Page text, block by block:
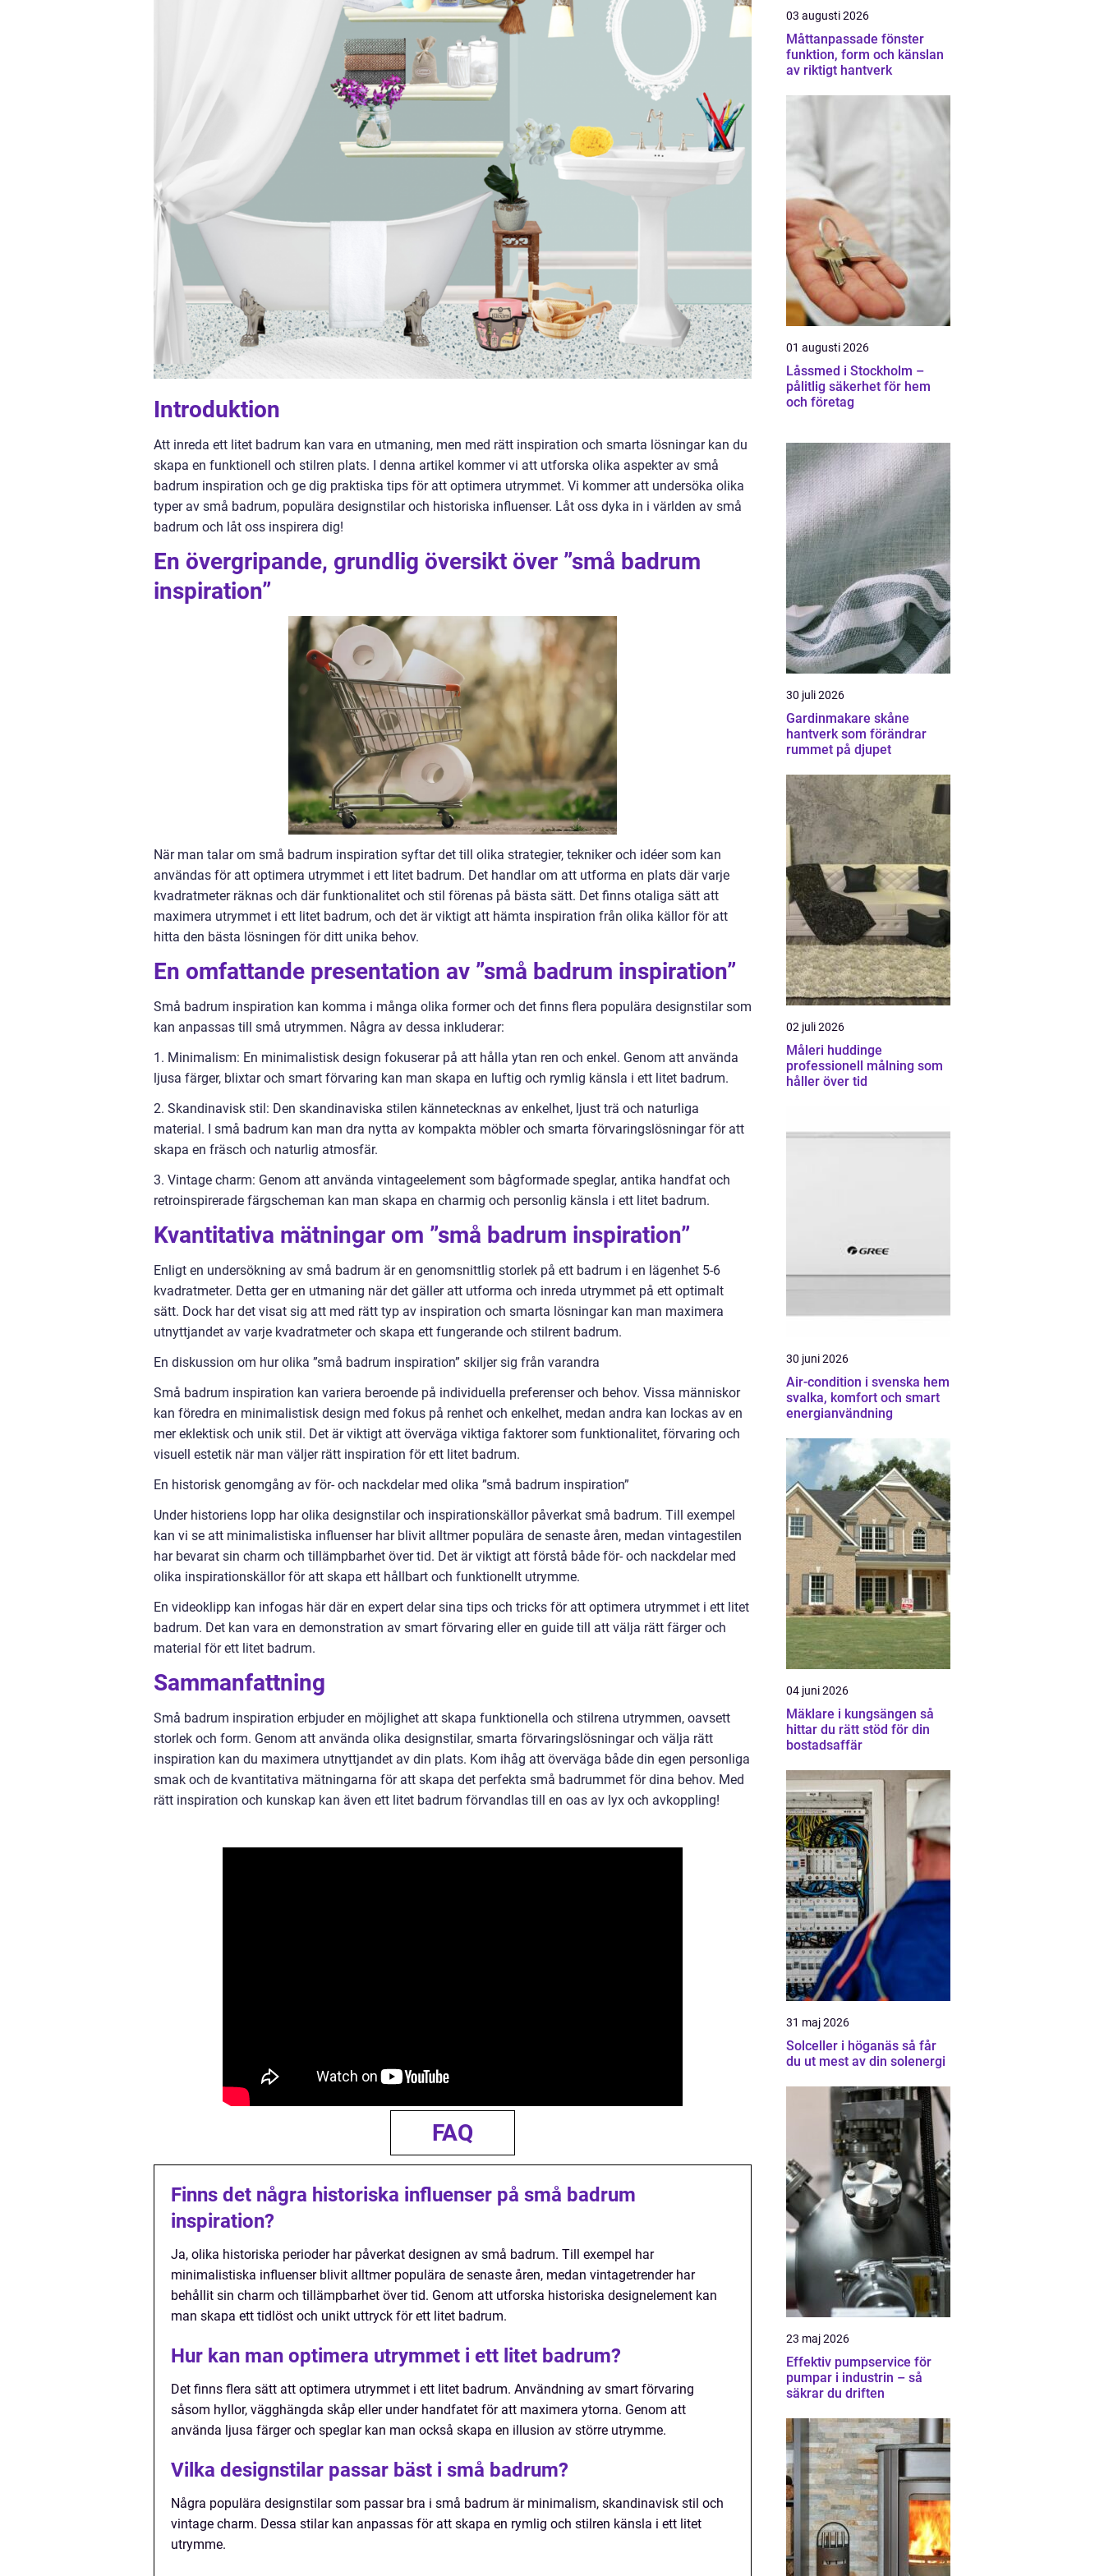
Introduktion
Att inreda ett litet badrum kan vara en utmaning, men med rätt inspiration och smarta lösningar kan du
skapa en funktionell och stilren plats. I denna artikel kommer vi att utforska olika aspekter av små
badrum inspiration och ge dig praktiska tips för att optimera utrymmet. Vi kommer att undersöka olika
typer av små badrum, populära designstilar och historiska influenser. Låt oss dyka in i världen av små
badrum och låt oss inspirera dig!
En övergripande, grundlig översikt över ”små badrum
inspiration”
När man talar om små badrum inspiration syftar det till olika strategier, tekniker och idéer som kan
användas för att optimera utrymmet i ett litet badrum. Det handlar om att utforma en plats där varje
kvadratmeter räknas och där funktionalitet och stil förenas på bästa sätt. Det finns otaliga sätt att
maximera utrymmet i ett litet badrum, och det är viktigt att hämta inspiration från olika källor för att
hitta den bästa lösningen för ditt unika behov.
En omfattande presentation av ”små badrum inspiration”
Små badrum inspiration kan komma i många olika former och det finns flera populära designstilar som
kan anpassas till små utrymmen. Några av dessa inkluderar:
1. Minimalism: En minimalistisk design fokuserar på att hålla ytan ren och enkel. Genom att använda
ljusa färger, blixtar och smart förvaring kan man skapa en luftig och rymlig känsla i ett litet badrum.
2. Skandinavisk stil: Den skandinaviska stilen kännetecknas av enkelhet, ljust trä och naturliga
material. I små badrum kan man dra nytta av kompakta möbler och smarta förvaringslösningar för att
skapa en fräsch och naturlig atmosfär.
3. Vintage charm: Genom att använda vintageelement som bågformade speglar, antika handfat och
retroinspirerade färgscheman kan man skapa en charmig och personlig känsla i ett litet badrum.
Kvantitativa mätningar om ”små badrum inspiration”
Enligt en undersökning av små badrum är en genomsnittlig storlek på ett badrum i en lägenhet 5-6
kvadratmeter. Detta ger en utmaning när det gäller att utforma och inreda utrymmet på ett optimalt
sätt. Dock har det visat sig att med rätt typ av inspiration och smarta lösningar kan man maximera
utnyttjandet av varje kvadratmeter och skapa ett fungerande och stilrent badrum.
En diskussion om hur olika ”små badrum inspiration” skiljer sig från varandra
Små badrum inspiration kan variera beroende på individuella preferenser och behov. Vissa människor
kan föredra en minimalistisk design med fokus på renhet och enkelhet, medan andra kan lockas av en
mer eklektisk och unik stil. Det är viktigt att överväga viktiga faktorer som funktionalitet, förvaring och
visuell estetik när man väljer rätt inspiration för ett litet badrum.
En historisk genomgång av för- och nackdelar med olika ”små badrum inspiration”
Under historiens lopp har olika designstilar och inspirationskällor påverkat små badrum. Till exempel
kan vi se att minimalistiska influenser har blivit alltmer populära de senaste åren, medan vintagestilen
har bevarat sin charm och tillämpbarhet över tid. Det är viktigt att förstå både för- och nackdelar med
olika inspirationskällor för att skapa ett hållbart och funktionellt utrymme.
En videoklipp kan infogas här där en expert delar sina tips och tricks för att optimera utrymmet i ett litet
badrum. Det kan vara en demonstration av smart förvaring eller en guide till att välja rätt färger och
material för ett litet badrum.
Sammanfattning
Små badrum inspiration erbjuder en möjlighet att skapa funktionella och stilrena utrymmen, oavsett
storlek och form. Genom att använda olika designstilar, smarta förvaringslösningar och välja rätt
inspiration kan du maximera utnyttjandet av din plats. Kom ihåg att överväga både din egen personliga
smak och de kvantitativa mätningarna för att skapa det perfekta små badrummet för dina behov. Med
rätt inspiration och kunskap kan även ett litet badrum förvandlas till en oas av lyx och avkoppling!
FAQ
Finns det några historiska influenser på små badrum
inspiration?
Ja, olika historiska perioder har påverkat designen av små badrum. Till exempel har
minimalistiska influenser blivit alltmer populära de senaste åren, medan vintagetrender har
behållit sin charm och tillämpbarhet över tid. Genom att utforska historiska designelement kan
man skapa ett tidlöst och unikt uttryck för ett litet badrum.
Hur kan man optimera utrymmet i ett litet badrum?
Det finns flera sätt att optimera utrymmet i ett litet badrum. Användning av smart förvaring
såsom hyllor, vägghängda skåp eller under handfatet för att maximera ytorna. Genom att
använda ljusa färger och speglar kan man också skapa en illusion av större utrymme.
Vilka designstilar passar bäst i små badrum?
Några populära designstilar som passar bra i små badrum är minimalism, skandinavisk stil och
vintage charm. Dessa stilar kan anpassas för att skapa en rymlig och stilren känsla i ett litet
utrymme.
03 augusti 2026
Måttanpassade fönster
funktion, form och känslan
av riktigt hantverk
01 augusti 2026
Låssmed i Stockholm –
pålitlig säkerhet för hem
och företag
30 juli 2026
Gardinmakare skåne
hantverk som förändrar
rummet på djupet
02 juli 2026
Måleri huddinge
professionell målning som
håller över tid
30 juni 2026
Air-condition i svenska hem
svalka, komfort och smart
energianvändning
04 juni 2026
Mäklare i kungsängen så
hittar du rätt stöd för din
bostadsaffär
31 maj 2026
Solceller i höganäs så får
du ut mest av din solenergi
23 maj 2026
Effektiv pumpservice för
pumpar i industrin – så
säkrar du driften